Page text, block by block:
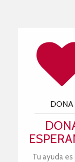
DONA
Tu ayuda es